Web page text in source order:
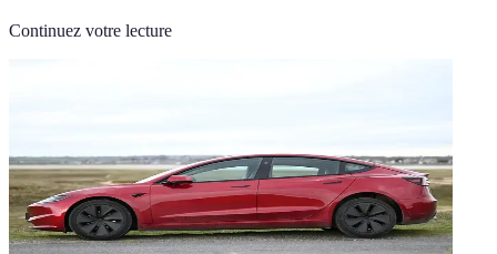
Continuez votre lecture